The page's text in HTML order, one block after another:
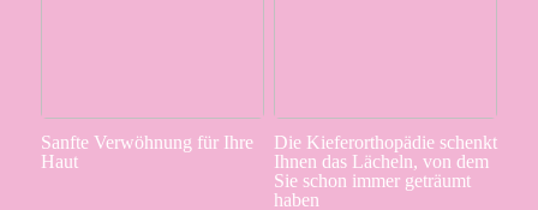
Sanfte Verwöhnung für Ihre
Haut
Die Kieferorthopädie schenkt
Ihnen das Lächeln, von dem
Sie schon immer geträumt
haben